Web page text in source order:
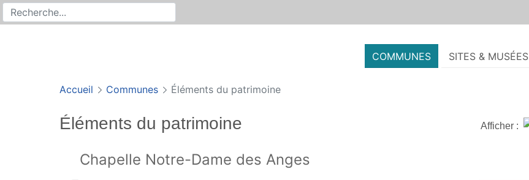
Recherche sur le site
Rechercher
COMMUNES SITES & MUSÉES
Accueil Communes Éléments du patrimoine
Afficher :
Éléments du patrimoine
Chapelle Notre-Dame des Anges